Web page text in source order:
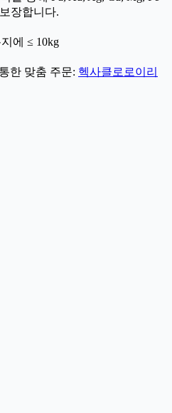
장합니다.
에 ≤ 10kg
한 맞춤 주문: 헥사클로로이리